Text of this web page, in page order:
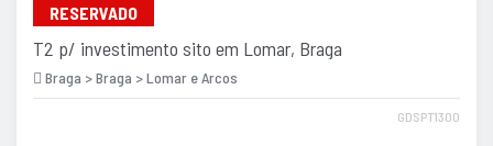
RESERVADO
T2 p/ investimento sito em Lomar, Braga
Braga > Braga > Lomar e Arcos
GDSPT1300